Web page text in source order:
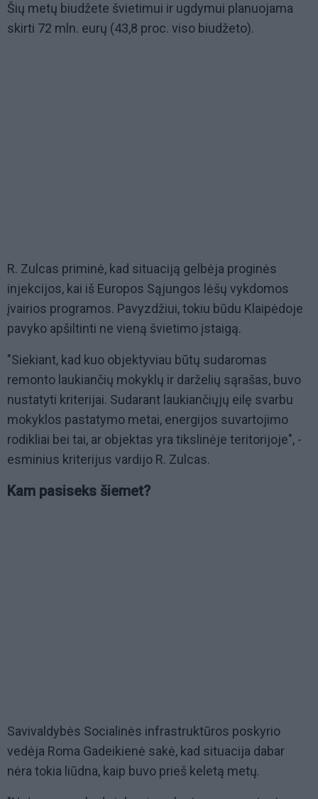
Šių metų biudžete švietimui ir ugdymui planuojama
skirti 72 mln. eurų (43,8 proc. viso biudžeto).
R. Zulcas priminė, kad situaciją gelbėja proginės
injekcijos, kai iš Europos Sąjungos lėšų vykdomos
įvairios programos. Pavyzdžiui, tokiu būdu Klaipėdoje
pavyko apšiltinti ne vieną švietimo įstaigą.
"Siekiant, kad kuo objektyviau būtų sudaromas
remonto laukiančių mokyklų ir darželių sąrašas, buvo
nustatyti kriterijai. Sudarant laukiančiųjų eilę svarbu
mokyklos pastatymo metai, energijos suvartojimo
rodikliai bei tai, ar objektas yra tikslinėje teritorijoje", -
esminius kriterijus vardijo R. Zulcas.
Kam pasiseks šiemet?
Savivaldybės Socialinės infrastruktūros poskyrio
vedėja Roma Gadeikienė sakė, kad situacija dabar
nėra tokia liūdna, kaip buvo prieš keletą metų.